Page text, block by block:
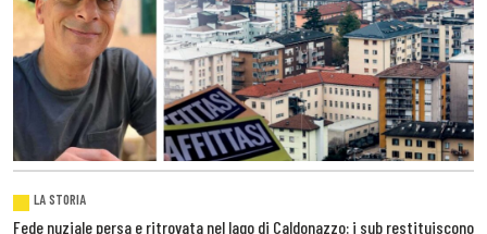
LA STORIA
Fede nuziale persa e ritrovata nel lago di Caldonazzo: i sub restituiscono